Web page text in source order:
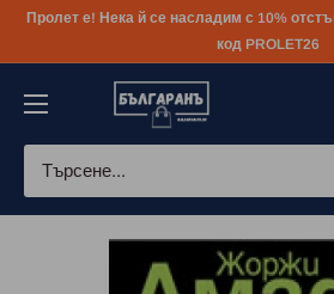
КъмПролет е! Нека й се насладим с 10%
код PROLET26